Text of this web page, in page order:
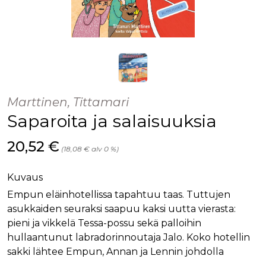
Marttinen, Tittamari
Saparoita ja salaisuuksia
Hinta nyt
20,52 € (18,08 € alv 0 %)
Kuvaus
Empun eläinhotellissa tapahtuu taas. Tuttujen
asukkaiden seuraksi saapuu kaksi uutta vierasta:
pieni ja vikkelä Tessa-possu sekä palloihin
hullaantunut labradorinnoutaja Jalo. Koko hotellin
sakki lähtee Empun, Annan ja Lennin johdolla